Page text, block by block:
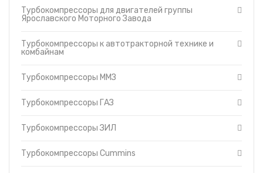
Топливные баки
Вкладыши
Утеплители капота
О компании
Доставка
Турбокомпрессоры ГАЗ
Турбокомпрессоры Cummins
Турбокомпрессоры для двигателей группы
Ярославского Моторного Завода
Турбокомпрессоры к автотракторной технике и
комбайнам
Турбокомпрессоры ММЗ
Турбокомпрессоры ГАЗ
Турбокомпрессоры ЗИЛ
Турбокомпрессоры Cummins